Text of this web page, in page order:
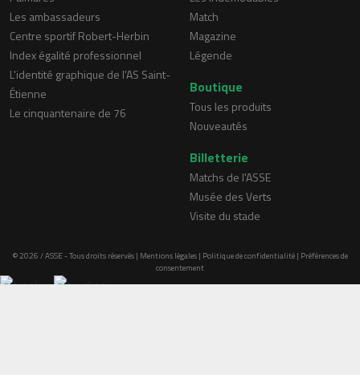
Les ambassadeurs
Centre sportif Robert-Herbin
Index égalité professionnel
L'identité graphique de l'AS Saint-
Étienne
Le cinquantenaire de 76
Match
Magazine
Légende
Boutique
Tous les produits
Nouveautés
Billetterie
Matchs de l'ASSE
Musée des Verts
Visite du stade
© 2026 / ASSE - Tous droits réservés | Mentions légales| Politique de confidentialité| Préférences de
consentement